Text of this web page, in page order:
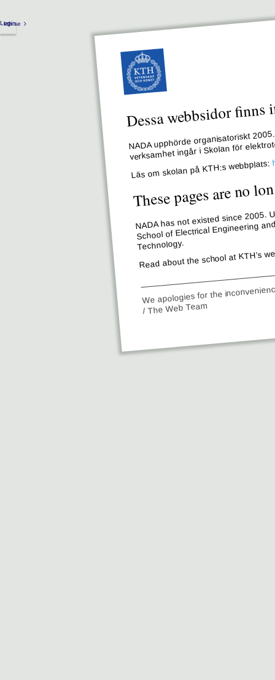
kth.se
Login
Dessa webbsidor
NADA upphörde organisatoriskt
verksamhet ingår i Skolan för
Läs om skolan på KTH:s webbplats:
These pages are no
NADA has not existed since
School of Electrical Engineering
Technology.
Read about the school at KTH’s
We apologies for the
/ The Web Team